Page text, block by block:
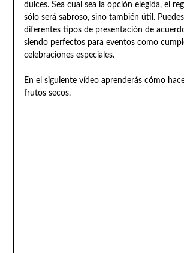
dulces. Sea cual sea la opción elegida, el
sólo será sabroso, sino también útil.
diferentes tipos de presentación de
siendo perfectos para eventos como
celebraciones especiales.
En el siguiente vídeo aprenderás cómo
frutos secos.